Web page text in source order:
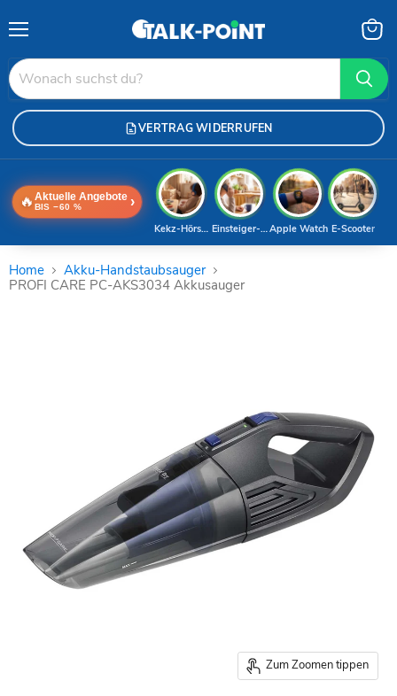
VERTRAG WIDERRUFEN
🔥 Aktuelle Angebote
BIS −60 % ›
E-Scooter
Apple Watch
Einsteiger-Handy
Kekz-Hörspiele
Home
Akku-Handstaubsauger
PROFI CARE PC-AKS3034 Akkusauger
Zum Zoomen tippen